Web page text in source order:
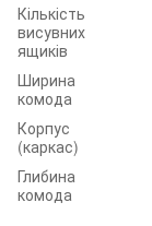
Кількість
висувних
ящиків
Ширина
комода
Корпус
(каркас)
Глибина
комода